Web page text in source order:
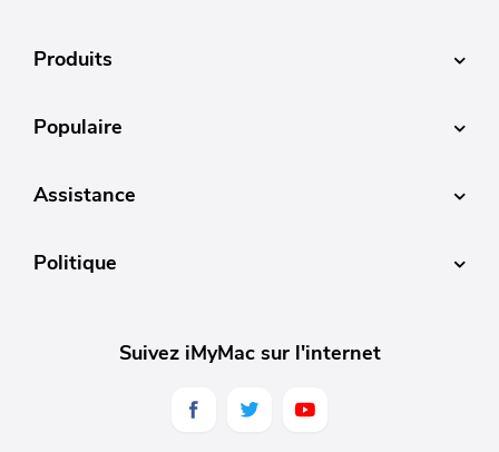
l'édition.
Produits
Populaire
Assistance
Politique
Suivez iMyMac sur l'internet